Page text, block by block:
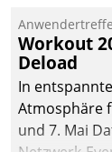
Workout
Deload
In
Atmosphäre
und 7. Mai